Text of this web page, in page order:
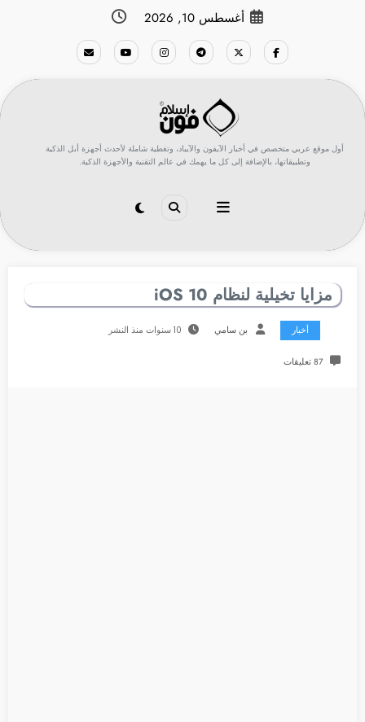
أغسطس 10, 2026
أول موقع عربي متخصص في أخبار الآيفون والآيباد، وتغطية شاملة لأحدث أجهزة أبل الذكية
وتطبيقاتها، بالإضافة إلى كل ما يهمك في عالم التقنية والأجهزة الذكية.
مزايا تخيلية لنظام iOS 10
أخبار بن سامي 10 سنوات منذ النشر
87 تعليقات